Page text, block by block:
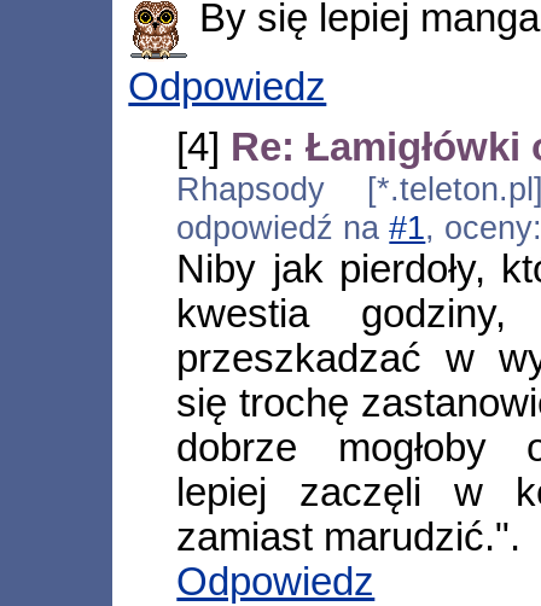
By się lepiej
Odpowiedz
[4] Re: Łamigłówki
Rhapsody
odpowiedź na#1,
Niby jak pierdoły,
kwestia
przeszkadzać w
się trochę
dobrze mogłoby
lepiej zaczęli w
zamiast marudzić.".
Odpowiedz